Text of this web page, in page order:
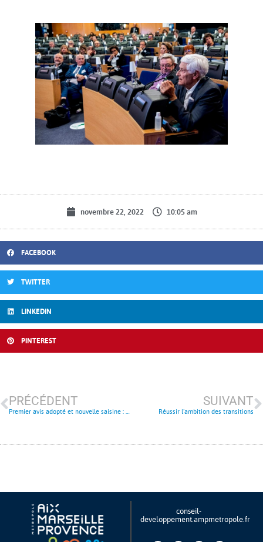
novembre 22, 2022 10:05 am
FACEBOOK
TWITTER
LINKEDIN
PINTEREST
PRÉCÉDENT SUIVANT
Réussir l’ambition des transitions
conseil-
developpement.ampmetropole.fr